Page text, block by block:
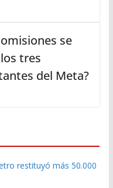
se
tres
del Meta?
restituyó más 50.000